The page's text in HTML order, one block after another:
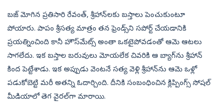
బజ్‌ మోగిన ప్రతిసారి రేవంత్‌, శ్రీహాన్‌లకు బస్తాలు పెంచుకుంటూ
పోయారు. పాపం శ్రీసత్య మాత్రం తన ఫ్రెండ్స్‌ని సపోర్ట్‌ చేయడానికి
ప్రయత్నించింది కానీ హౌస్‌మేట్స్‌ అంతా ఒకటైపోవడంతో ఆమె ఆటలు
సాగలేదు. ఇక బస్తాల బరువులు మోయలేక చివరికి ఆ బ్యాగ్‌ను శ్రీహాన్‌
కింద పెట్టేశాడు. ఇక అప్పుడు వెంటనే సత్య వెళ్లి శ్రీహాన్‌ను ఆమె ఒళ్లో
పడుకోబెట్టి మరీ అతన్ని ఓదార్చింది. దీనికి సంబంధించిన క్లిప్పింగ్స్‌ సోషల్‌
మీడియాలో తెగ వైరల్‌గా మారాయి.